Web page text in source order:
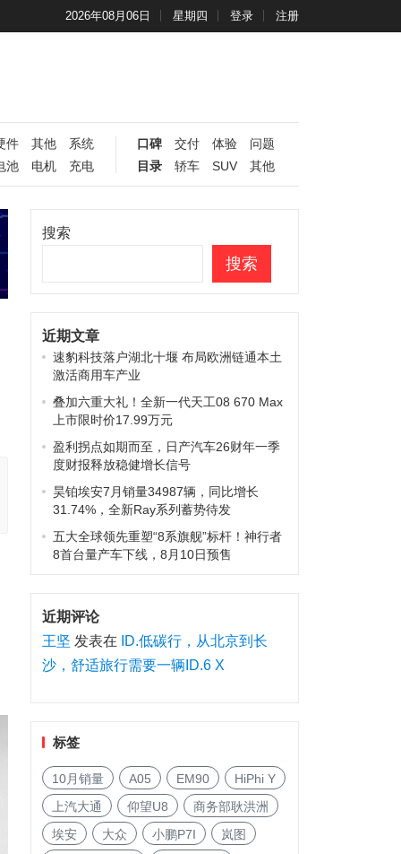
2026年08月06日 星期四 登录 注册
件 其他
系统
池
电机 充电
口碑 交付 体验
问题
目录
轿车 SUV 其他
搜索
搜索
近期文章
速豹科技落户湖北十堰 布局欧洲链通本土
激活商用车产业
叠加六重大礼！全新一代天工08 670 Max
上市限时价17.99万元
盈利拐点如期而至，日产汽车26财年一季
度财报释放稳健增长信号
昊铂埃安7月销量34987辆，同比增长
31.74%，全新Ray系列蓄势待发
五大全球领先重塑“8系旗舰”标杆！神行者
8首台量产车下线，8月10日预售
近期评论
王坚 发表在
ID.低碳行，从北京到长
沙，舒适旅行需要一辆ID.6 X
标签
10月销量 A05 EM90
HiPhi Y
上汽大通
仰望U8
商务部耿洪洲
埃安
大众 小鹏P7I
岚图